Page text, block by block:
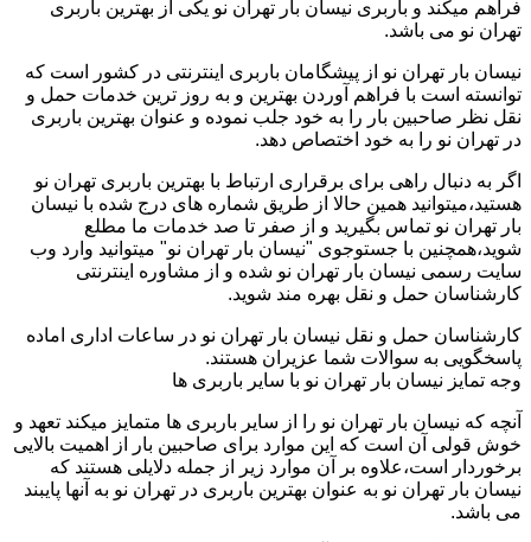
فراهم میکند و باربری نیسان بار تهران نو یکی از بهترین باربری
تهران نو می باشد.
نیسان بار تهران نو از پیشگامان باربری اینترنتی در کشور است که
توانسته است با فراهم آوردن بهترین و به روز ترین خدمات حمل و
نقل نظر صاحبین بار را به خود جلب نموده و عنوان بهترین باربری
در تهران نو را به خود اختصاص دهد.
اگر به دنبال راهی برای برقراری ارتباط با بهترین باربری تهران نو
هستید،میتوانید همین حالا از طریق شماره های درج شده با نیسان
بار تهران نو تماس بگیرید و از صفر تا صد خدمات ما مطلع
شوید،همچنین با جستوجوی "نیسان بار تهران نو" میتوانید وارد وب
سایت رسمی نیسان بار تهران نو شده و از مشاوره اینترنتی
کارشناسان حمل و نقل بهره مند شوید.
کارشناسان حمل و نقل نیسان بار تهران نو در ساعات اداری اماده
پاسخگویی به سوالات شما عزیران هستند.
وجه تمایز نیسان بار تهران نو با سایر باربری ها
آنچه که نیسان بار تهران نو را از سایر باربری ها متمایز میکند تعهد و
خوش قولی آن است که این موارد برای صاحبین بار از اهمیت بالایی
برخوردار است،علاوه بر آن موارد زیر از جمله دلایلی هستند که
نیسان بار تهران نو به عنوان بهترین باربری در تهران نو به آنها پایبند
می باشد.